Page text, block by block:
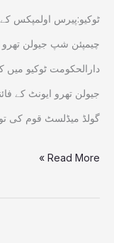
ٹوکیو:پیرس اولمپکس
چیمپئن شپ جیولن تھرو
دارالحکومت ٹوکیو
جیولن تھرو ایونٹ کے
گولڈ میڈلسٹ قوم کی
ندیم
پیغام
Read More »